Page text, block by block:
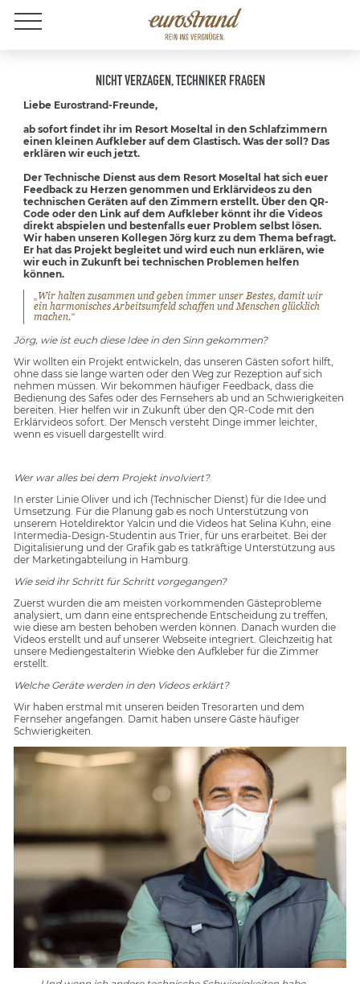
Jobs
NICHT VERZAGEN, TECHNIKER FRAGEN
Liebe Eurostrand-Freunde,
ab sofort findet ihr im Resort Moseltal in den Schlafzimmern
einen kleinen Aufkleber auf dem Glastisch. Was der soll? Das
erklären wir euch jetzt.
Der Technische Dienst aus dem Resort Moseltal hat sich euer
Feedback zu Herzen genommen und Erklärvideos zu den
technischen Geräten auf den Zimmern erstellt. Über den QR-
Code oder den Link auf dem Aufkleber könnt ihr die Videos
direkt abspielen und bestenfalls euer Problem selbst lösen.
Wir haben unseren Kollegen Jörg kurz zu dem Thema befragt.
Er hat das Projekt begleitet und wird euch nun erklären, wie
wir euch in Zukunft bei technischen Problemen helfen
können.
„Wir halten zusammen und geben immer unser Bestes, damit wir
ein harmonisches Arbeitsumfeld schaffen und Menschen glücklich
machen.“
Jörg, wie ist euch diese Idee in den Sinn gekommen?
Wir wollten ein Projekt entwickeln, das unseren Gästen sofort hilft,
ohne dass sie lange warten oder den Weg zur Rezeption auf sich
nehmen müssen. Wir bekommen häufiger Feedback, dass die
Bedienung des Safes oder des Fernsehers ab und an Schwierigkeiten
bereiten. Hier helfen wir in Zukunft über den QR-Code mit den
Erklärvideos sofort. Der Mensch versteht Dinge immer leichter,
wenn es visuell dargestellt wird.
Wer war alles bei dem Projekt involviert?
In erster Linie Oliver und ich (Technischer Dienst) für die Idee und
Umsetzung. Für die Planung gab es noch Unterstützung von
unserem Hoteldirektor Yalcin und die Videos hat Selina Kuhn, eine
Intermedia-Design-Studentin aus Trier, für uns erarbeitet. Bei der
Digitalisierung und der Grafik gab es tatkräftige Unterstützung aus
der Marketingabteilung in Hamburg.
Wie seid ihr Schritt für Schritt vorgegangen?
Zuerst wurden die am meisten vorkommenden Gästeprobleme
analysiert, um dann eine entsprechende Entscheidung zu treffen,
wie diese am besten behoben werden können. Danach wurden die
Videos erstellt und auf unserer Webseite integriert. Gleichzeitig hat
unsere Mediengestalterin Wiebke den Aufkleber für die Zimmer
erstellt.
Welche Geräte werden in den Videos erklärt?
Wir haben erstmal mit unseren beiden Tresorarten und dem
Fernseher angefangen. Damit haben unsere Gäste häufiger
Schwierigkeiten.